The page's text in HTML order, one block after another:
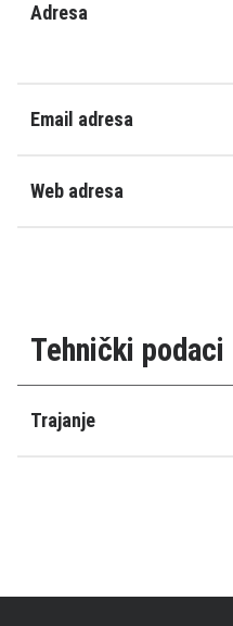
Adresa
Email adresa
Web adresa
Tehnički podaci
Trajanje